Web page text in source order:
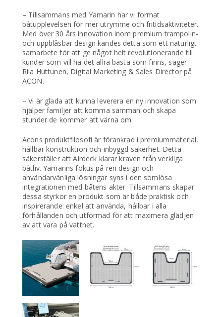
– Tillsammans med Yamarin har vi format
båtupplevelsen för mer utrymme och fritidsaktiviteter.
Med över 30 års innovation inom premium trampolin-
och uppblåsbar design kändes detta som ett naturligt
samarbete för att ge något helt revolutionerande till
kunder som vill ha det allra bästa som finns, säger
Riia Huttunen, Digital Marketing & Sales Director på
ACON.
– Vi är glada att kunna leverera en ny innovation som
hjälper familjer att komma samman och skapa
stunder de kommer att värna om.
Acons produktfilosofi är förankrad i premiummaterial,
hållbar konstruktion och inbyggd säkerhet. Detta
säkerställer att Airdeck klarar kraven från verkliga
båtliv. Yamarins fokus på ren design och
användarvänliga lösningar syns i den sömlösa
integrationen med båtens akter. Tillsammans skapar
dessa styrkor en produkt som är både praktisk och
inspirerande: enkel att använda, hållbar i alla
förhållanden och utformad för att maximera glädjen
av att vara på vattnet.